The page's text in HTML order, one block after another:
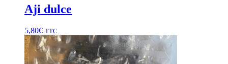
Aji dulce
5,80€ TTC